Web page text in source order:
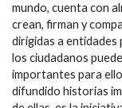
mundo, cuenta con
crean, firman y
dirigidas a entidades
los ciudadanos
importantes para
difundido historias